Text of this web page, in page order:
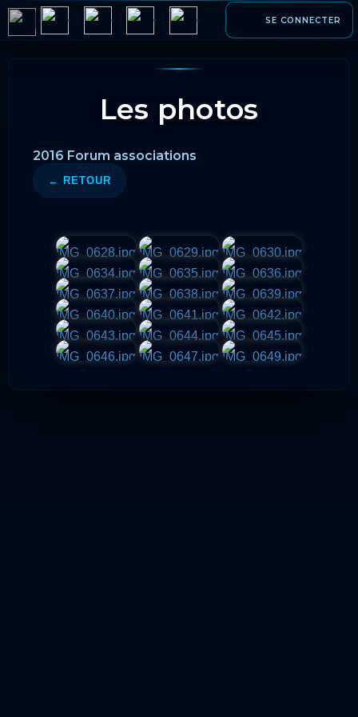
▾ ▾ ▾ ▾ SE CONNECTER
Les photos
2016 Forum associations
← RETOUR